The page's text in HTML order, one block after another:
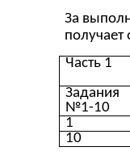
За
получает
Часть 1
Задания
№1-10
1
10